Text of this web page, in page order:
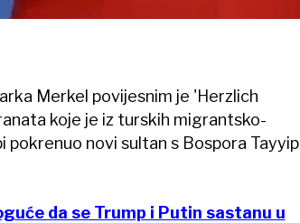
Merkel povijesnim je 'Herzlich
koje je iz turskih migrantsko-
novi sultan s Bospora Tayyip
da se Trump i Putin sastanu u